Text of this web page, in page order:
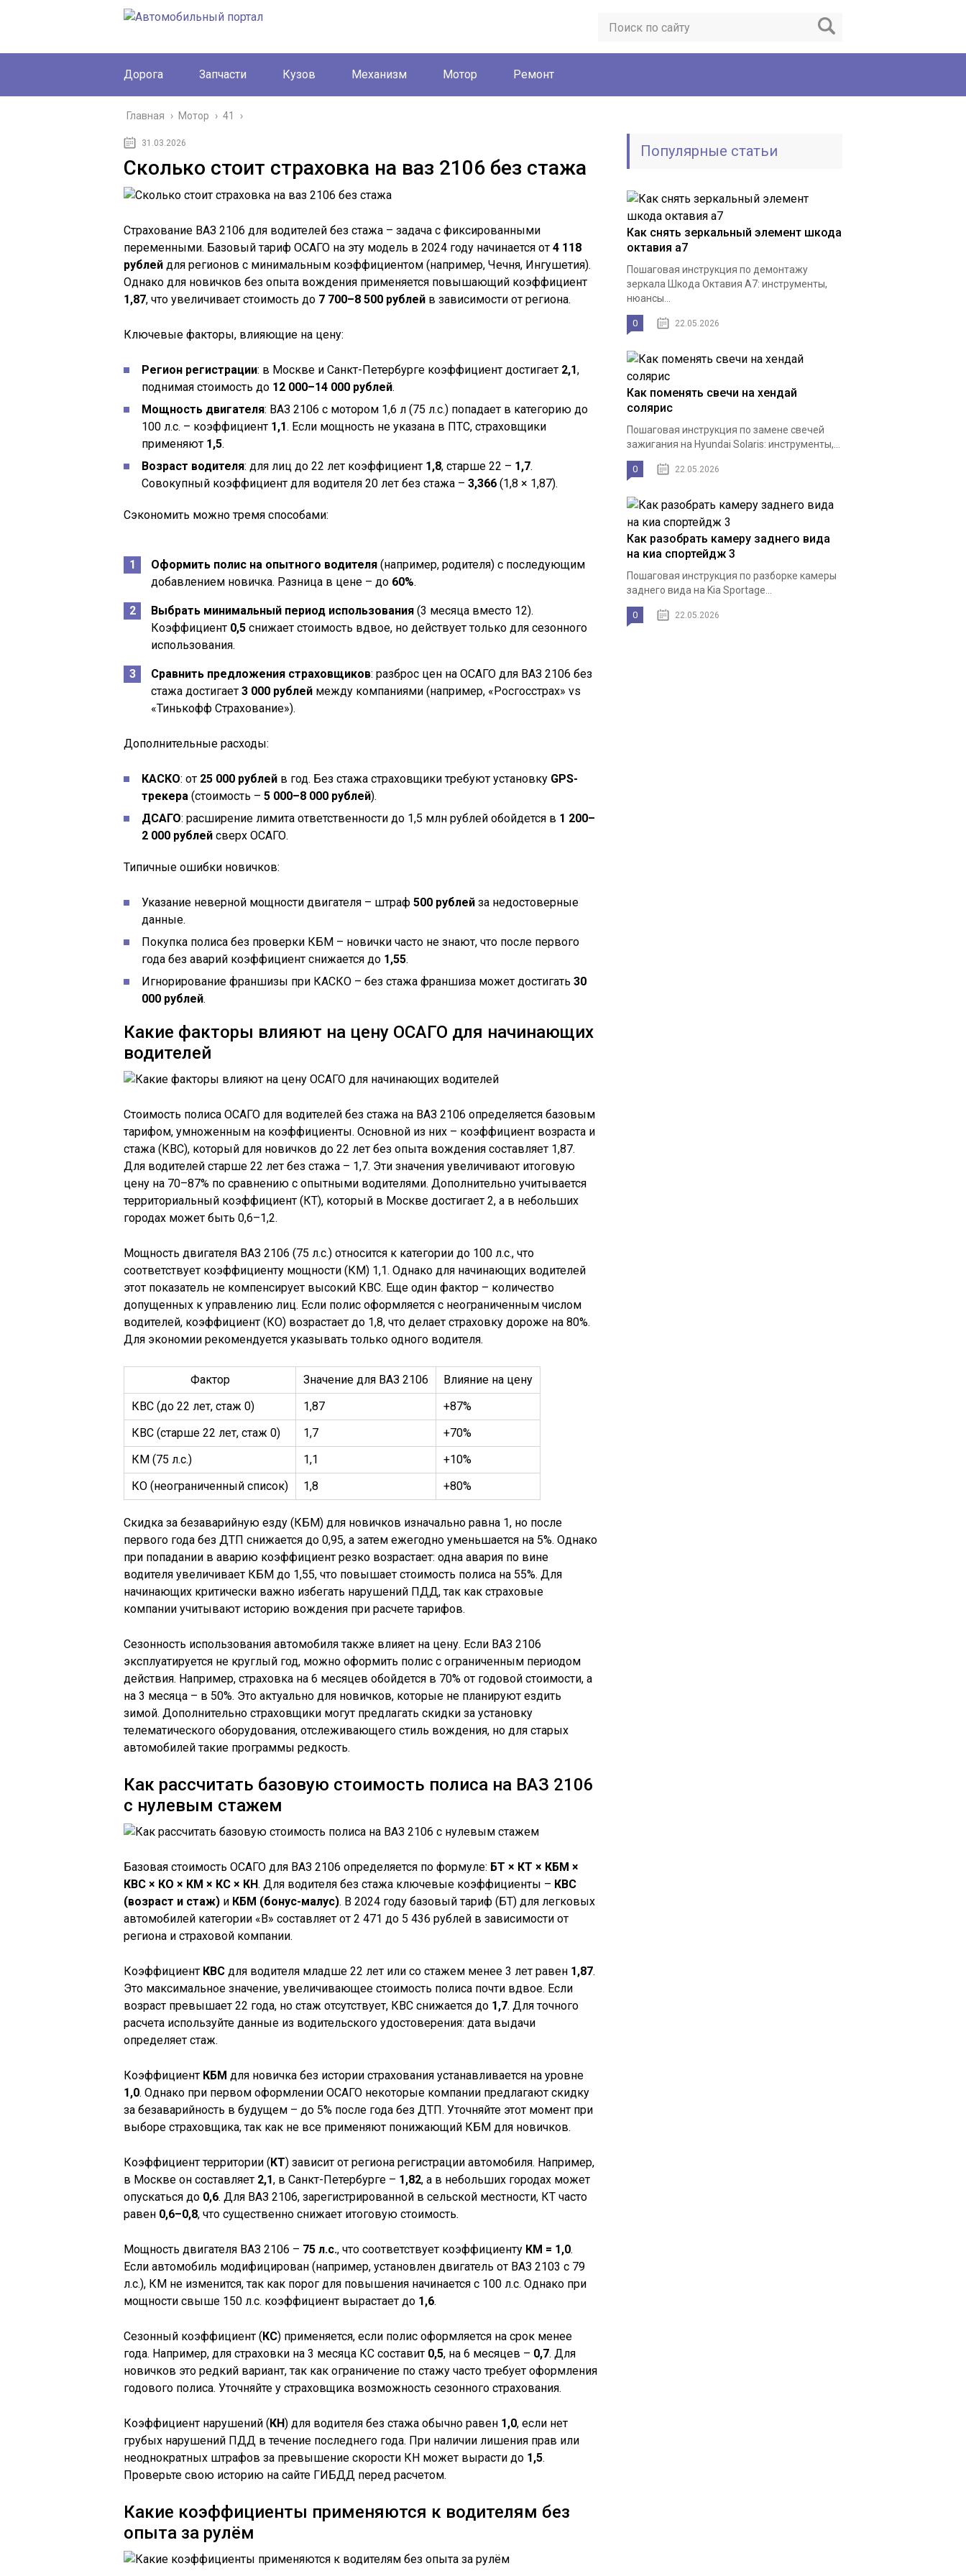
Дорога Запчасти Кузов Механизм Мотор Ремонт
Главная › Мотор › 41 ›
31.03.2026
Сколько стоит страховка на ваз 2106 без стажа
Страхование ВАЗ 2106 для водителей без стажа – задача с фиксированными
переменными. Базовый тариф ОСАГО на эту модель в 2024 году начинается от 4 118
рублей для регионов с минимальным коэффициентом (например, Чечня, Ингушетия).
Однако для новичков без опыта вождения применяется повышающий коэффициент
1,87, что увеличивает стоимость до 7 700–8 500 рублей в зависимости от региона.
Ключевые факторы, влияющие на цену:
Регион регистрации: в Москве и Санкт-Петербурге коэффициент достигает 2,1,
поднимая стоимость до 12 000–14 000 рублей.
Мощность двигателя: ВАЗ 2106 с мотором 1,6 л (75 л.с.) попадает в категорию до
100 л.с. – коэффициент 1,1. Если мощность не указана в ПТС, страховщики
применяют 1,5.
Возраст водителя: для лиц до 22 лет коэффициент 1,8, старше 22 – 1,7.
Совокупный коэффициент для водителя 20 лет без стажа – 3,366 (1,8 × 1,87).
Сэкономить можно тремя способами:
Оформить полис на опытного водителя (например, родителя) с последующим
добавлением новичка. Разница в цене – до 60%.
Выбрать минимальный период использования (3 месяца вместо 12).
Коэффициент 0,5 снижает стоимость вдвое, но действует только для сезонного
использования.
Сравнить предложения страховщиков: разброс цен на ОСАГО для ВАЗ 2106 без
стажа достигает 3 000 рублей между компаниями (например, «Росгосстрах» vs
«Тинькофф Страхование»).
Дополнительные расходы:
КАСКО: от 25 000 рублей в год. Без стажа страховщики требуют установку GPS-
трекера (стоимость – 5 000–8 000 рублей).
ДСАГО: расширение лимита ответственности до 1,5 млн рублей обойдется в 1 200–
2 000 рублей сверх ОСАГО.
Типичные ошибки новичков:
Указание неверной мощности двигателя – штраф 500 рублей за недостоверные
данные.
Покупка полиса без проверки КБМ – новички часто не знают, что после первого
года без аварий коэффициент снижается до 1,55.
Игнорирование франшизы при КАСКО – без стажа франшиза может достигать 30
000 рублей.
Какие факторы влияют на цену ОСАГО для начинающих
водителей
Стоимость полиса ОСАГО для водителей без стажа на ВАЗ 2106 определяется базовым
тарифом, умноженным на коэффициенты. Основной из них – коэффициент возраста и
стажа (КВС), который для новичков до 22 лет без опыта вождения составляет 1,87.
Для водителей старше 22 лет без стажа – 1,7. Эти значения увеличивают итоговую
цену на 70–87% по сравнению с опытными водителями. Дополнительно учитывается
территориальный коэффициент (КТ), который в Москве достигает 2, а в небольших
городах может быть 0,6–1,2.
Мощность двигателя ВАЗ 2106 (75 л.с.) относится к категории до 100 л.с., что
соответствует коэффициенту мощности (КМ) 1,1. Однако для начинающих водителей
этот показатель не компенсирует высокий КВС. Еще один фактор – количество
допущенных к управлению лиц. Если полис оформляется с неограниченным числом
водителей, коэффициент (КО) возрастает до 1,8, что делает страховку дороже на 80%.
Для экономии рекомендуется указывать только одного водителя.
Фактор Значение для ВАЗ 2106
Влияние на цену
КВС (до 22 лет, стаж 0)
1,87
+87%
КВС (старше 22 лет, стаж 0)
1,7
+70%
КМ (75 л.с.)
1,1
+10%
КО (неограниченный список)
1,8 +80%
Скидка за безаварийную езду (КБМ) для новичков изначально равна 1, но после
первого года без ДТП снижается до 0,95, а затем ежегодно уменьшается на 5%. Однако
при попадании в аварию коэффициент резко возрастает: одна авария по вине
водителя увеличивает КБМ до 1,55, что повышает стоимость полиса на 55%. Для
начинающих критически важно избегать нарушений ПДД, так как страховые
компании учитывают историю вождения при расчете тарифов.
Сезонность использования автомобиля также влияет на цену. Если ВАЗ 2106
эксплуатируется не круглый год, можно оформить полис с ограниченным периодом
действия. Например, страховка на 6 месяцев обойдется в 70% от годовой стоимости, а
на 3 месяца – в 50%. Это актуально для новичков, которые не планируют ездить
зимой. Дополнительно страховщики могут предлагать скидки за установку
телематического оборудования, отслеживающего стиль вождения, но для старых
автомобилей такие программы редкость.
Как рассчитать базовую стоимость полиса на ВАЗ 2106
с нулевым стажем
Базовая стоимость ОСАГО для ВАЗ 2106 определяется по формуле: БТ × КТ × КБМ ×
КВС × КО × КМ × КС × КН. Для водителя без стажа ключевые коэффициенты – КВС
(возраст и стаж) и КБМ (бонус-малус). В 2024 году базовый тариф (БТ) для легковых
автомобилей категории «B» составляет от 2 471 до 5 436 рублей в зависимости от
региона и страховой компании.
Коэффициент КВС для водителя младше 22 лет или со стажем менее 3 лет равен 1,87.
Это максимальное значение, увеличивающее стоимость полиса почти вдвое. Если
возраст превышает 22 года, но стаж отсутствует, КВС снижается до 1,7. Для точного
расчета используйте данные из водительского удостоверения: дата выдачи
определяет стаж.
Коэффициент КБМ для новичка без истории страхования устанавливается на уровне
1,0. Однако при первом оформлении ОСАГО некоторые компании предлагают скидку
за безаварийность в будущем – до 5% после года без ДТП. Уточняйте этот момент при
выборе страховщика, так как не все применяют понижающий КБМ для новичков.
Коэффициент территории (КТ) зависит от региона регистрации автомобиля. Например,
в Москве он составляет 2,1, в Санкт-Петербурге – 1,82, а в небольших городах может
опускаться до 0,6. Для ВАЗ 2106, зарегистрированной в сельской местности, КТ часто
равен 0,6–0,8, что существенно снижает итоговую стоимость.
Мощность двигателя ВАЗ 2106 – 75 л.с., что соответствует коэффициенту КМ = 1,0.
Если автомобиль модифицирован (например, установлен двигатель от ВАЗ 2103 с 79
л.с.), КМ не изменится, так как порог для повышения начинается с 100 л.с. Однако при
мощности свыше 150 л.с. коэффициент вырастает до 1,6.
Сезонный коэффициент (КС) применяется, если полис оформляется на срок менее
года. Например, для страховки на 3 месяца КС составит 0,5, на 6 месяцев – 0,7. Для
новичков это редкий вариант, так как ограничение по стажу часто требует оформления
годового полиса. Уточняйте у страховщика возможность сезонного страхования.
Коэффициент нарушений (КН) для водителя без стажа обычно равен 1,0, если нет
грубых нарушений ПДД в течение последнего года. При наличии лишения прав или
неоднократных штрафов за превышение скорости КН может вырасти до 1,5.
Проверьте свою историю на сайте ГИБДД перед расчетом.
Какие коэффициенты применяются к водителям без
опыта за рулём
Популярные статьи
Как снять зеркальный элемент шкода
октавия а7
Пошаговая инструкция по демонтажу
зеркала Шкода Октавия А7: инструменты,
нюансы...
0 22.05.2026
Как поменять свечи на хендай
солярис
Пошаговая инструкция по замене свечей
зажигания на Hyundai Solaris: инструменты,...
0 22.05.2026
Как разобрать камеру заднего вида
на киа спортейдж 3
Пошаговая инструкция по разборке камеры
заднего вида на Kia Sportage...
0 22.05.2026